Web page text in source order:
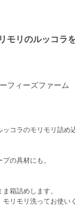
モリのルッコラ
フィーズファーム
コラのモリモリ詰め
の具材にも。
箱詰めします。